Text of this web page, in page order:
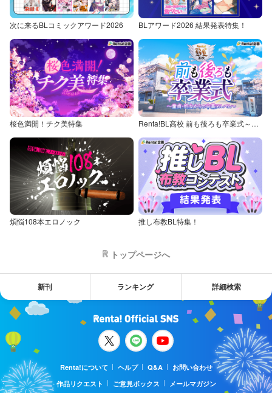
次に来るBLコミックアワード2026 BLアワード2026 結果発表特集！
桜色満開！チク美特集 Renta!BL高校 前も後ろも卒業式～童貞・処女からの卒業アルバム～
煩悩108本エロノック 推し布教BL特集！
トップページへ
新刊 ランキング 詳細検索
Renta!について ヘルプ Q&A
お問い合わせ
作品リクエスト
ご意見ボックス メールマガジン